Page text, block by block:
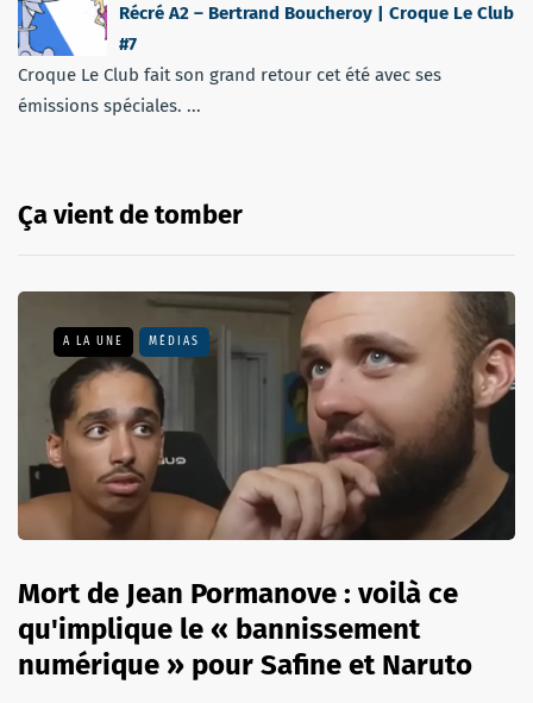
Récré A2 – Bertrand Boucheroy | Croque Le Club
#7
Croque Le Club fait son grand retour cet été avec ses
émissions spéciales. ...
Ça vient de tomber
A LA UNE MÉDIAS
Mort de Jean Pormanove : voilà ce
qu'implique le « bannissement
numérique » pour Safine et Naruto